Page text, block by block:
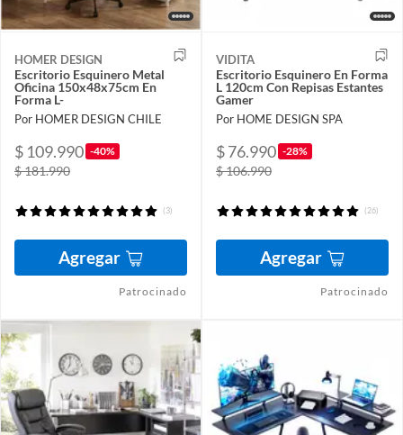
HOMER DESIGN
Escritorio Esquinero Metal
Oficina 150x48x75cm En
Forma L-
Por HOMER DESIGN CHILE
$ 109.990 -40%
$ 181.990
(3)
Agregar
Patrocinado
VIDITA
Escritorio Esquinero En Forma
L 120cm Con Repisas Estantes
Gamer
Por HOME DESIGN SPA
$ 76.990 -28%
$ 106.990
(26)
Agregar
Patrocinado